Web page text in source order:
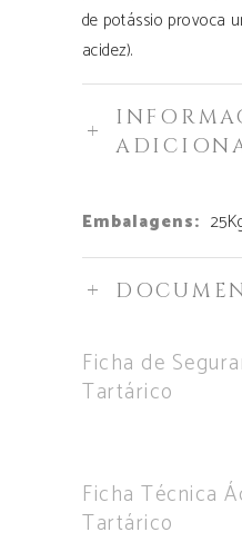
de potássio provoca
acidez).
Embalagens:
Ficha de
Tartárico
Ficha Técnica
Tartárico